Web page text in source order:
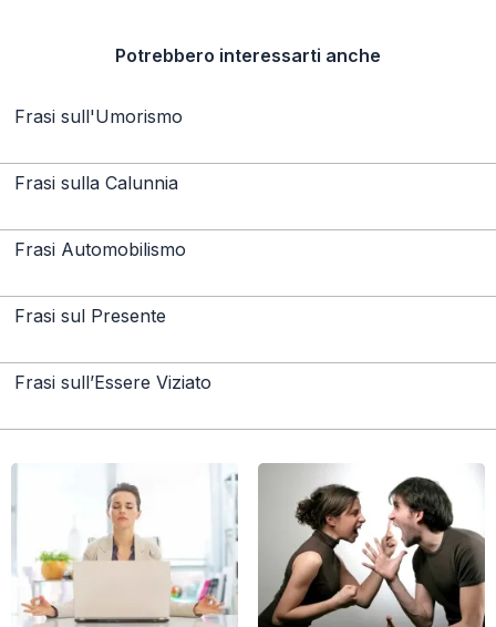
Potrebbero interessarti anche
Frasi sull'Umorismo
Frasi sulla Calunnia
Frasi Automobilismo
Frasi sul Presente
Frasi sull’Essere Viziato